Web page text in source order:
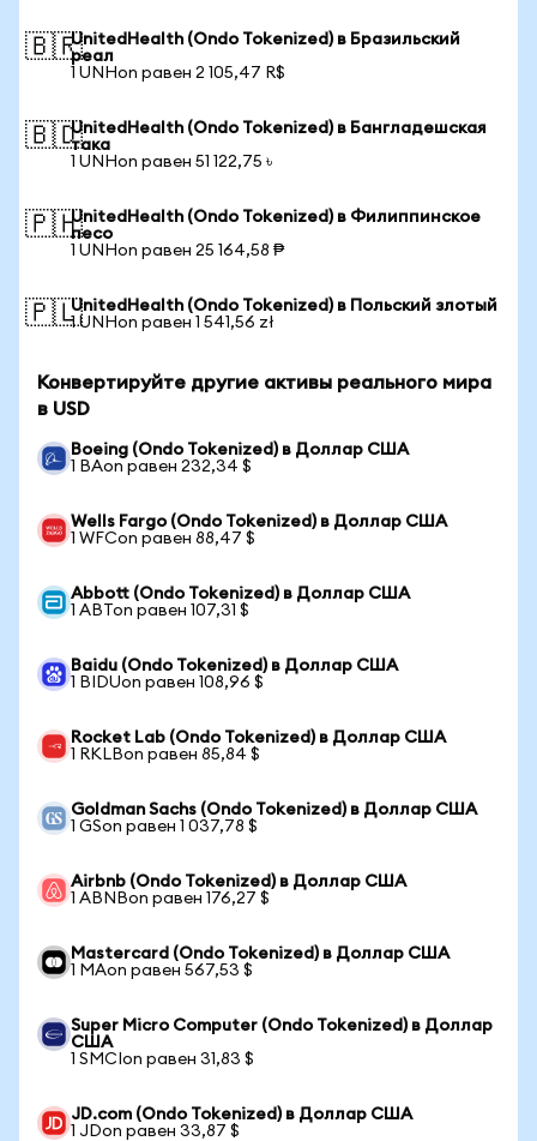
🇧🇷UnitedHealth (Ondo Tokenized) в Бразильский
реал
1 UNHon равен 2 105,47 R$
🇧🇩UnitedHealth (Ondo Tokenized) в Бангладешская
така
1 UNHon равен 51 122,75 ৳
🇵🇭UnitedHealth (Ondo Tokenized) в Филиппинское
песо
1 UNHon равен 25 164,58 ₱
🇵🇱UnitedHealth (Ondo Tokenized) в Польский злотый
1 UNHon равен 1 541,56 zł
Конвертируйте другие активы реального мира
в USD
Boeing (Ondo Tokenized) в Доллар США
1 BAon равен 232,34 $
Wells Fargo (Ondo Tokenized) в Доллар США
1 WFCon равен 88,47 $
Abbott (Ondo Tokenized) в Доллар США
1 ABTon равен 107,31 $
Baidu (Ondo Tokenized) в Доллар США
1 BIDUon равен 108,96 $
Rocket Lab (Ondo Tokenized) в Доллар США
1 RKLBon равен 85,84 $
Goldman Sachs (Ondo Tokenized) в Доллар США
1 GSon равен 1 037,78 $
Airbnb (Ondo Tokenized) в Доллар США
1 ABNBon равен 176,27 $
Mastercard (Ondo Tokenized) в Доллар США
1 MAon равен 567,53 $
Super Micro Computer (Ondo Tokenized) в Доллар
США
1 SMCIon равен 31,83 $
JD.com (Ondo Tokenized) в Доллар США
1 JDon равен 33,87 $